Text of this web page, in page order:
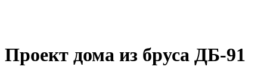
Проект дома из бруса ДБ-91